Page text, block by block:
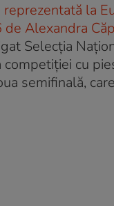
reprezentată la
Alexandra
Selecția
cu
semifinală,